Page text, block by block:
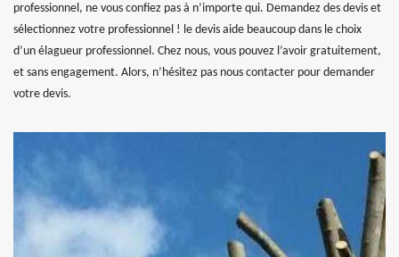
professionnel, ne vous confiez pas à n’importe qui. Demandez des devis et
sélectionnez votre professionnel ! le devis aide beaucoup dans le choix
d’un élagueur professionnel. Chez nous, vous pouvez l’avoir gratuitement,
et sans engagement. Alors, n’hésitez pas nous contacter pour demander
votre devis.